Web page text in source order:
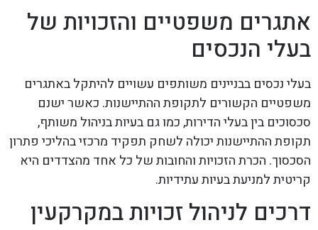
אתגרים משפטיים והזכויות של
בעלי הנכסים
בעלי נכסים בבניינים משותפים עשויים להיתקל באתגרים
משפטיים הקשורים לתקופת ההתיישנות. כאשר ישנם
סכסוכים בין בעלי הדירות, כמו גם בעיות בניהול משותף,
תקופת ההתיישנות יכולה לשחק תפקיד מרכזי בהליכי פתרון
הסכסוך. הכרת הזכויות והחובות של כל אחד מהצדדים היא
קריטית למניעת בעיות עתידיות.
דרכים לניהול זכויות במקרקעין